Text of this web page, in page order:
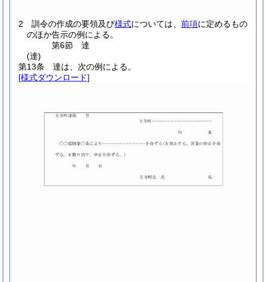
2 訓令の作成の要領及び様式については、 前項に定めるもの
のほか告示の例による。
第6節
達
(達)
第13条
達は、次の例による。
[様式ダウンロード]